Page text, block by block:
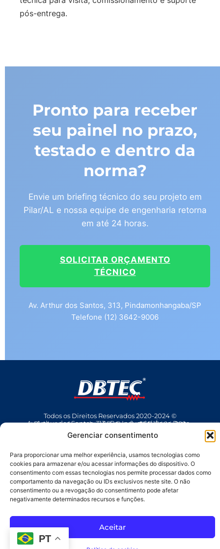
Gerenciar consentimento
Para proporcionar uma melhor experiência, usamos tecnologias como
cookies para armazenar e/ou acessar informações do dispositivo. O
consentimento com essas tecnologias nos permite processar dados como
comportamento da navegação ou IDs exclusivos neste site. O não
consentimento ou a revogação do consentimento pode afetar
negativamente determinados recursos e funções.
Aceitar
pós-entrega.
Pronto para receber
seu painel no prazo,
testado e dentro da
norma?
Envie um briefing técnico do seu projeto em
Pilar/AL e nossa equipe de engenharia retorna
em até 24 horas.
SOLICITAR ORÇAMENTO
TÉCNICO
Av. Arthur dos Santos, 313, Pindamonhangaba/SP
Telefone (12) 3642-9006
Todos os Direitos Reservados 2020-2024 ©
Av Arthur dos Santos, 313 • Pq. Industrial Água Preta • Pindamonhangaba • SP • Brasil • CEP 12404-289
(12) 3642 9006
• dbtec@dbtec.com.br
PT